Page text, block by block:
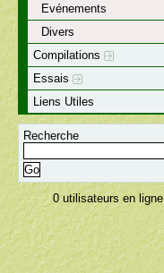
Evénements
Divers
Compilations
Essais
Liens Utiles
Recherche
0 utilisateurs en ligne